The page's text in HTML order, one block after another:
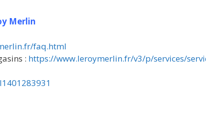
Merlin
faq.html
: https://www.leroymerlin.fr/v3/p/services/